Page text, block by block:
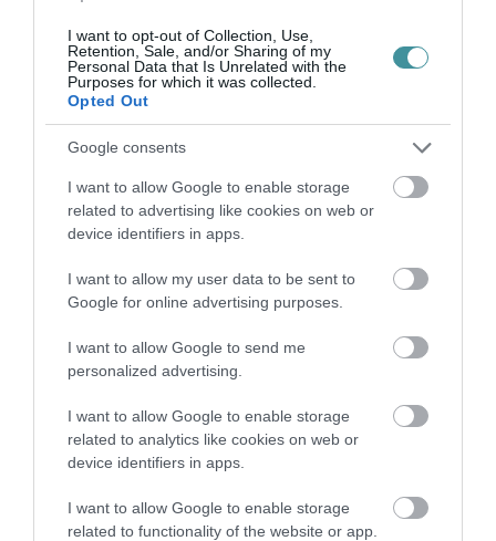
I want to opt-out of Collection, Use,
Retention, Sale, and/or Sharing of my
Personal Data that Is Unrelated with the
Purposes for which it was collected.
Opted Out
Google consents
I want to allow Google to enable storage
related to advertising like cookies on web or
device identifiers in apps.
I want to allow my user data to be sent to
Google for online advertising purposes.
I want to allow Google to send me
personalized advertising.
I want to allow Google to enable storage
related to analytics like cookies on web or
device identifiers in apps.
I want to allow Google to enable storage
related to functionality of the website or app.
FELADAT JÖHET AZ ALSÓ ...
Mindenki ügye
BAKA ANDRÁST JELÖLI KÖZTÁRSASÁGI
2026. augusztus 08 Mindenki ügye
TELJES SZAKÍTÁS JÖN A...
2026. augusztus 08|Mindenki ügye